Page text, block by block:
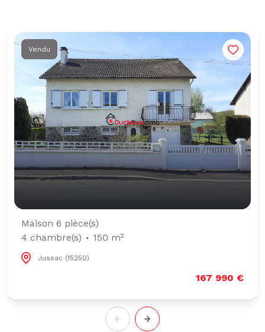
Vendu
Maison 6 pièce(s)
4 chambre(s)
150 m²
Jussac (15250)
167 990 €